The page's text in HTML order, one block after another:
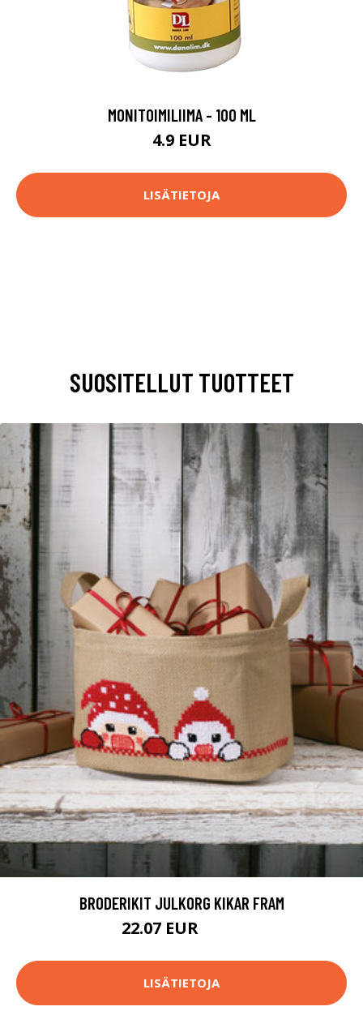
MONITOIMILIIMA - 100 ML
4.9 EUR
LISÄTIETOJA
SUOSITELLUT TUOTTEET
BRODERIKIT JULKORG KIKAR FRAM
22.07 EUR
LISÄTIETOJA